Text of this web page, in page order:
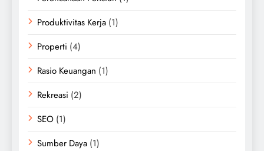
Produktivitas Kerja (1)
Properti (4)
Rasio Keuangan (1)
Rekreasi (2)
SEO (1)
Sumber Daya (1)